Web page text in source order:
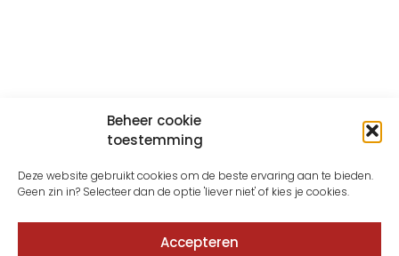
Beheer cookie
toestemming
Deze website gebruikt cookies om de beste ervaring aan te bieden.
Geen zin in? Selecteer dan de optie 'liever niet' of kies je cookies.
Accepteren